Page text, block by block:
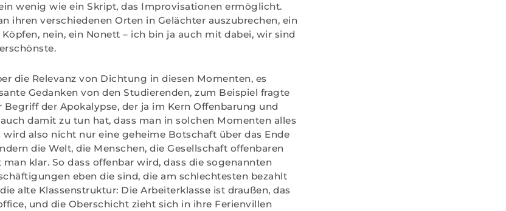
wenig wie ein Skript, das Improvisationen ermöglicht.
ihren verschiedenen Orten in Gelächter auszubrechen, ein
nein, ein Nonett – ich bin ja auch mit dabei, wir sind
die Relevanz von Dichtung in diesen Momenten, es
Gedanken von den Studierenden, zum Beispiel fragte
Begriff der Apokalypse, der ja im Kern Offenbarung und
damit zu tun hat, dass man in solchen Momenten alles
wird also nicht nur eine geheime Botschaft über das Ende
die Welt, die Menschen, die Gesellschaft offenbaren
klar. So dass offenbar wird, dass die sogenannten
eben die sind, die am schlechtesten bezahlt
alte Klassenstruktur: Die Arbeiterklasse ist draußen, das
und die Oberschicht zieht sich in ihre Ferienvillen